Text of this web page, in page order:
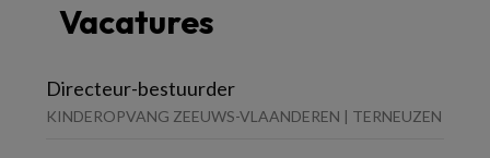
Vacatures
Directeur-bestuurder
KINDEROPVANG ZEEUWS-VLAANDEREN | TERNEUZEN